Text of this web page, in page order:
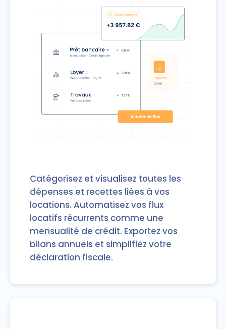
Catégorisez et visualisez toutes les
dépenses et recettes liées à vos
locations. Automatisez vos flux
locatifs récurrents comme une
mensualité de crédit. Exportez vos
bilans annuels et simplifiez votre
déclaration fiscale.